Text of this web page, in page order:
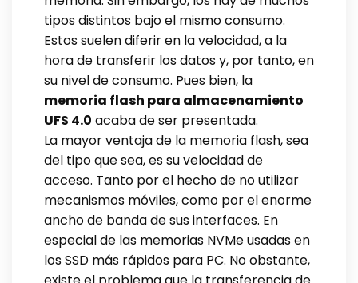
tipos distintos bajo el mismo consumo.
Estos suelen diferir en la velocidad, a la
hora de transferir los datos y, por tanto, en
su nivel de consumo. Pues bien, la
memoria flash para almacenamiento
UFS 4.0 acaba de ser presentada.
La mayor ventaja de la memoria flash, sea
del tipo que sea, es su velocidad de
acceso. Tanto por el hecho de no utilizar
mecanismos móviles, como por el enorme
ancho de banda de sus interfaces. En
especial de las memorias NVMe usadas en
los SSD más rápidos para PC. No obstante,